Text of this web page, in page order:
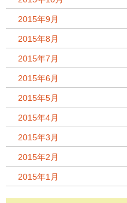
2015年9月
2015年8月
2015年7月
2015年6月
2015年5月
2015年4月
2015年3月
2015年2月
2015年1月